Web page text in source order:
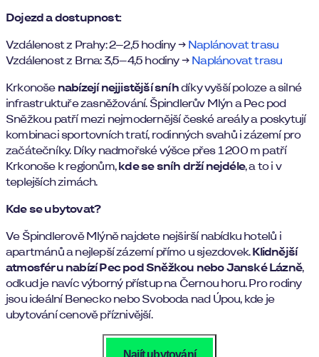
Dojezd a dostupnost:
Vzdálenost z Prahy: 2–2,5 hodiny →Naplánovat trasu
Vzdálenost z Brna: 3,5–4,5 hodiny →Naplánovat trasu
Krkonošenabízejí nejjistější sníhdíky vyšší poloze a silné
infrastruktuře zasněžování. Špindlerův Mlýn a Pec pod
Sněžkou patří mezi nejmodernější české areály a poskytují
kombinaci sportovních tratí, rodinných svahů i zázemí pro
začátečníky. Díky nadmořské výšce přes 1 200 m patří
Krkonoše k regionům,kde se sníh drží nejdéle, a to i v
teplejších zimách.
Kde se ubytovat?
Ve Špindlerově Mlýně najdete nejširší nabídku hotelů i
apartmánů a nejlepší zázemí přímo u sjezdovek.Klidnější
atmosféru nabízí Pec pod Sněžkou nebo Janské Lázně,
odkud je navíc výborný přístup na Černou horu. Pro rodiny
jsou ideální Benecko nebo Svoboda nad Úpou, kde je
ubytování cenově příznivější.
Najít ubytování